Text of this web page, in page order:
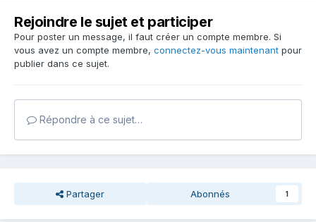
Rejoindre le sujet et participer
Pour poster un message, il faut créer un compte membre. Si
vous avez un compte membre, connectez-vous maintenant pour
publier dans ce sujet.
Répondre à ce sujet…
Partager Abonnés 1